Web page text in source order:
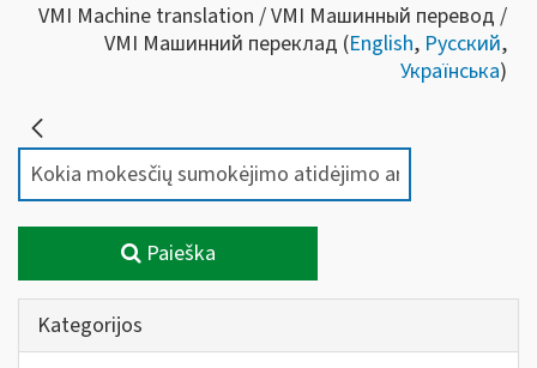
VMI Machine translation / VMI Машинный перевод /
VMI Машинний переклад (English, Русский,
Українська)
Paieška
Kategorijos